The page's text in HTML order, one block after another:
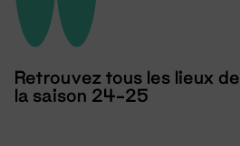
Retrouvez tous les lieux de
la saison 24-25